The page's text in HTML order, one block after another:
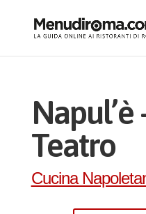
Napul’è
Teatro
Cucina